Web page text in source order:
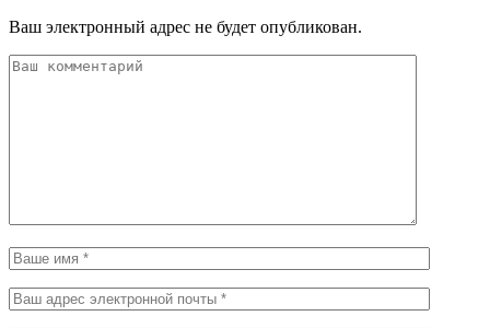
Ваш электронный адрес не будет опубликован.